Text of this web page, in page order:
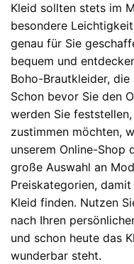
Kleid sollten stets im
besondere
genau für Sie
bequem und
Boho-Brautkleider,
Schon bevor Sie den
werden Sie
zustimmen möchten,
unserem Online-Shop
große Auswahl an
Preiskategorien,
Kleid finden. Nutzen
nach Ihren
und schon heute das
wunderbar steht.